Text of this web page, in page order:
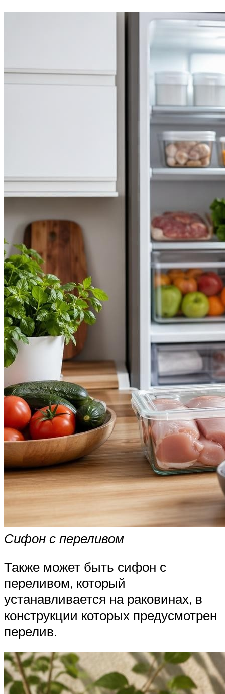
Сифон с переливом
Также может быть сифон с
переливом, который
устанавливается на раковинах, в
конструкции которых предусмотрен
перелив.